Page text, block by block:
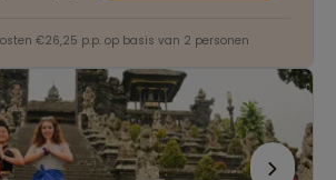
€26,25 p.p. op basis van 2 personen